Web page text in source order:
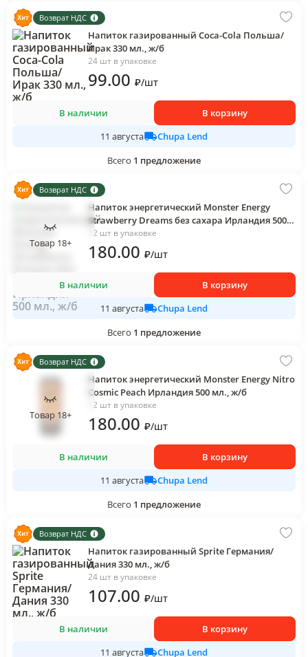
Возврат НДС
Напиток газированный Coca-Cola Польша/
Ирак 330 мл., ж/б
24 шт в упаковке
99.00 ₽/шт
В наличии
В корзину
11 августа
Chupa Lend
Всего 1 предложение
Возврат НДС
Товар 18+
Напиток энергетический Monster Energy
Strawberry Dreams без сахара Ирландия 500
мл., ж/б
12 шт в упаковке
180.00 ₽/шт
В наличии
В корзину
11 августа
Chupa Lend
Всего 1 предложение
Возврат НДС
Товар 18+
Напиток энергетический Monster Energy Nitro
Cosmic Peach Ирландия 500 мл., ж/б
12 шт в упаковке
180.00 ₽/шт
В наличии
В корзину
11 августа
Chupa Lend
Всего 1 предложение
Возврат НДС
Напиток газированный Sprite Германия/
Дания 330 мл., ж/б
24 шт в упаковке
107.00 ₽/шт
В наличии
В корзину
11 августа
Chupa Lend